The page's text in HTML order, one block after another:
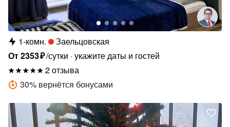
1-комн.
Заельцовская
От2353₽/сутки укажите даты и гостей
2 отзыва
30% вернётся бонусами